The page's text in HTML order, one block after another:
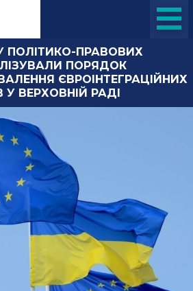
ПОЛІТИКО-ПРАВОВИХ
ПОРЯДОК
ЄВРОІНТЕГРАЦІЙНИХ
ВЕРХОВНІЙ РАДІ